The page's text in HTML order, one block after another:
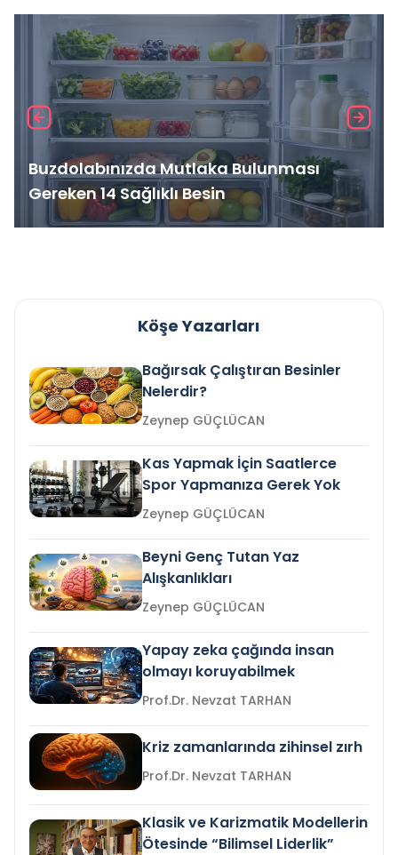
Buzdolabınızda Mutlaka Bulunması
Gereken 14 Sağlıklı Besin
Köşe Yazarları
Bağırsak Çalıştıran Besinler
Nelerdir?
Zeynep GÜÇLÜCAN
Kas Yapmak İçin Saatlerce
Spor Yapmanıza Gerek Yok
Zeynep GÜÇLÜCAN
Beyni Genç Tutan Yaz
Alışkanlıkları
Zeynep GÜÇLÜCAN
Yapay zeka çağında insan
olmayı koruyabilmek
Prof.Dr. Nevzat TARHAN
Kriz zamanlarında zihinsel zırh
Prof.Dr. Nevzat TARHAN
Klasik ve Karizmatik Modellerin
Ötesinde “Bilimsel Liderlik”